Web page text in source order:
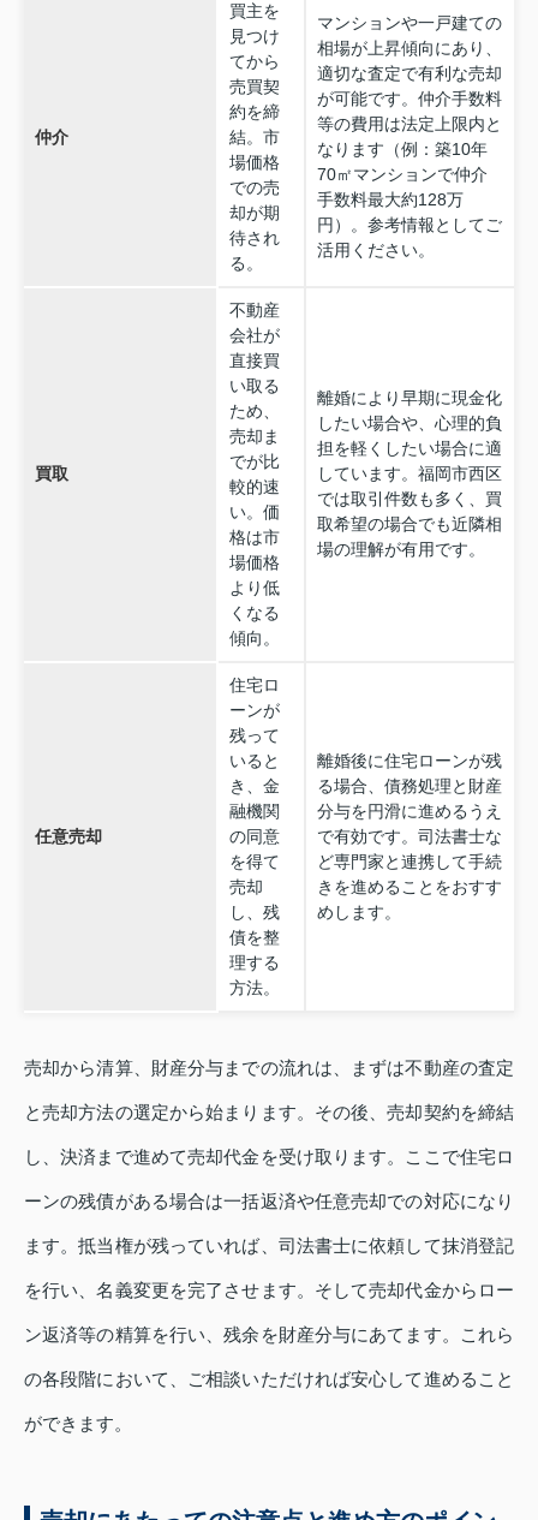
仲介
買主を
見つけ
てから
売買契
約を締
結。市
場価格
での売
却が期
待され
る。
マンションや一戸建ての
相場が上昇傾向にあり、
適切な査定で有利な売却
が可能です。仲介手数料
等の費用は法定上限内と
なります（例：築10年
70㎡マンションで仲介
手数料最大約128万
円）。参考情報としてご
活用ください。
買取
不動産
会社が
直接買
い取る
ため、
売却ま
でが比
較的速
い。価
格は市
場価格
より低
くなる
傾向。
離婚により早期に現金化
したい場合や、心理的負
担を軽くしたい場合に適
しています。福岡市西区
では取引件数も多く、買
取希望の場合でも近隣相
場の理解が有用です。
任意売却
住宅ロ
ーンが
残って
いると
き、金
融機関
の同意
を得て
売却
し、残
債を整
理する
方法。
離婚後に住宅ローンが残
る場合、債務処理と財産
分与を円滑に進めるうえ
で有効です。司法書士な
ど専門家と連携して手続
きを進めることをおすす
めします。
売却から清算、財産分与までの流れは、まずは不動産の査定
と売却方法の選定から始まります。その後、売却契約を締結
し、決済まで進めて売却代金を受け取ります。ここで住宅ロ
ーンの残債がある場合は一括返済や任意売却での対応になり
ます。抵当権が残っていれば、司法書士に依頼して抹消登記
を行い、名義変更を完了させます。そして売却代金からロー
ン返済等の精算を行い、残余を財産分与にあてます。これら
の各段階において、ご相談いただければ安心して進めること
ができます。